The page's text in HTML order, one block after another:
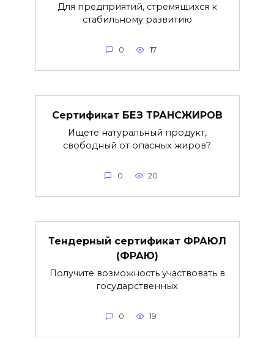
Для предприятий, стремящихся к
стабильному развитию
0 17
Сертификат БЕЗ ТРАНСЖИРОВ
Ищете натуральный продукт,
свободный от опасных жиров?
0 20
Тендерный сертификат ФРАЮЛ
(ФРАЮ)
Получите возможность участвовать в
государственных
0 19